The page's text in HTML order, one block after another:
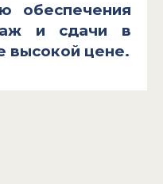
обеспечения
и сдачи в
высокой цене.